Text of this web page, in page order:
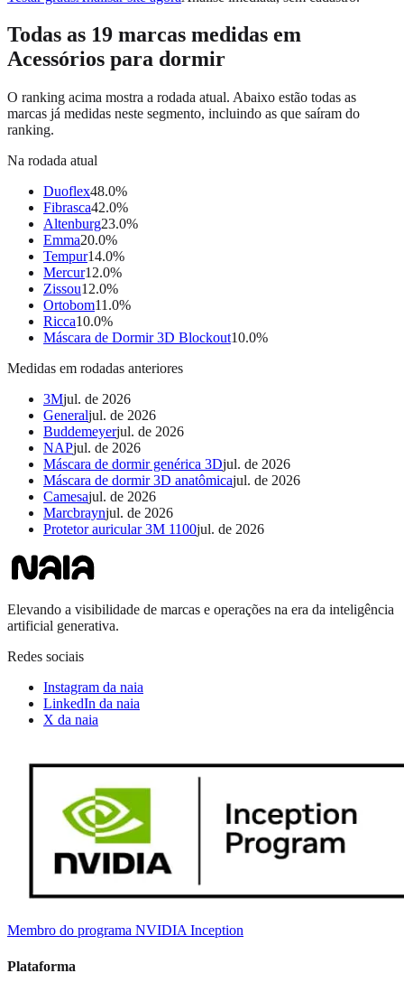
Todas as 19 marcas medidas em
Acessórios para dormir
O ranking acima mostra a rodada atual. Abaixo estão todas as
marcas já medidas neste segmento, incluindo as que saíram do
ranking.
Na rodada atual
Duoflex48.0%
Fibrasca42.0%
Altenburg23.0%
Emma20.0%
Tempur14.0%
Mercur12.0%
Zissou12.0%
Ortobom11.0%
Ricca10.0%
Máscara de Dormir 3D Blockout10.0%
Medidas em rodadas anteriores
3Mjul. de 2026
Generaljul. de 2026
Buddemeyerjul. de 2026
NAPjul. de 2026
Máscara de dormir genérica 3Djul. de 2026
Máscara de dormir 3D anatômicajul. de 2026
Camesajul. de 2026
Marcbraynjul. de 2026
Protetor auricular 3M 1100jul. de 2026
Elevando a visibilidade de marcas e operações na era da inteligência
artificial generativa.
Redes sociais
Instagram da naia
LinkedIn da naia
X da naia
Membro do programa NVIDIA Inception
Plataforma